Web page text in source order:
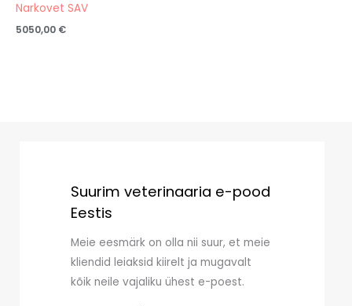
Narkovet SAV
5050,00 €
Suurim veterinaaria e-pood
Eestis
Meie eesmärk on olla nii suur, et meie
kliendid leiaksid kiirelt ja mugavalt
kõik neile vajaliku ühest e-poest.